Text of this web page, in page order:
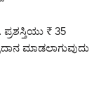
₹ 35
ಮಾಡಲಾಗುವುದು